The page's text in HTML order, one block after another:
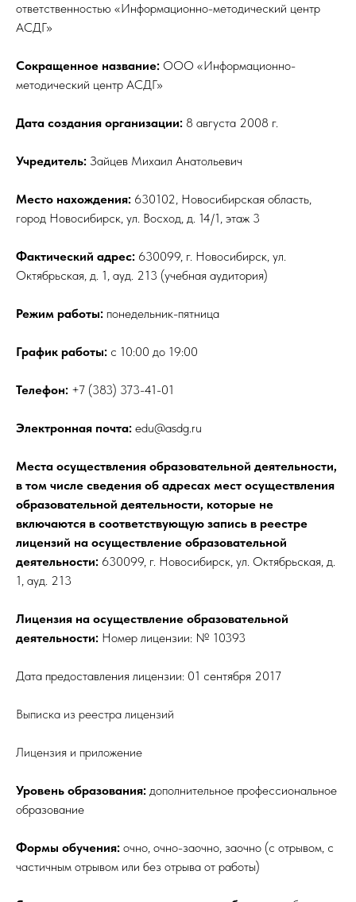
ответственностью «Информационно-методический центр
АСДГ»
Сокращенное название: ООО «Информационно-
методический центр АСДГ»
Дата создания организации: 8 августа 2008 г.
Учредитель: Зайцев Михаил Анатольевич
Место нахождения: 630102, Новосибирская область,
город Новосибирск, ул. Восход, д. 14/1, этаж 3
Фактический адрес: 630099, г. Новосибирск, ул.
Октябрьская, д. 1, ауд. 213 (учебная аудитория)
Режим работы: понедельник-пятница
График работы: с 10:00 до 19:00
Телефон: +7 (383) 373-41-01
Электронная почта: edu@asdg.ru
Места осуществления образовательной деятельности,
в том числе сведения об адресах мест осуществления
образовательной деятельности, которые не
включаются в соответствующую запись в реестре
лицензий на осуществление образовательной
деятельности: 630099, г. Новосибирск, ул. Октябрьская, д.
1, ауд. 213
Лицензия на осуществление образовательной
деятельности: Номер лицензии: № 10393
Дата предоставления лицензии: 01 сентября 2017
Выписка из реестра лицензий
Лицензия и приложение
Уровень образования: дополнительное профессиональное
образование
Формы обучения: очно, очно-заочно, заочно (с отрывом, с
частичным отрывом или без отрыва от работы)